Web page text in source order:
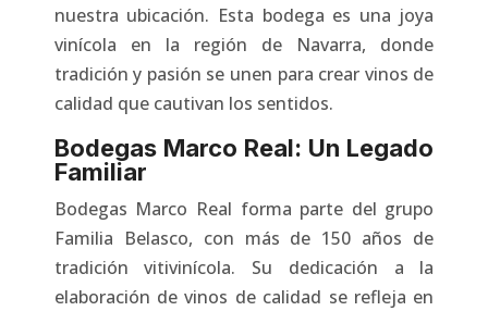
nuestra ubicación. Esta bodega es una joya
vinícola en la región de Navarra, donde
tradición y pasión se unen para crear vinos de
calidad que cautivan los sentidos.
Bodegas Marco Real: Un Legado
Familiar
Bodegas Marco Real forma parte del grupo
Familia Belasco, con más de 150 años de
tradición vitivinícola. Su dedicación a la
elaboración de vinos de calidad se refleja en